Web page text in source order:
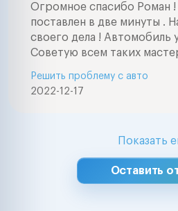
Огромное спасибо Роман !
поставлен в две минуты .
своего дела ! Автомобиль
Советую всем таких
2022-12-17
Решить проблему с авто
Показать
Оставить